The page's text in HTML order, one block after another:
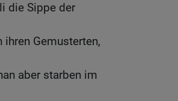
die Sippe der
ihren Gemusterten,
aber starben im